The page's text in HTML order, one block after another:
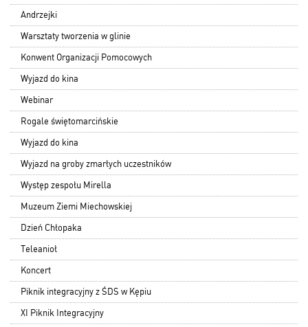
Andrzejki
Warsztaty tworzenia w glinie
Konwent Organizacji Pomocowych
Wyjazd do kina
Webinar
Rogale świętomarcińskie
Wyjazd do kina
Wyjazd na groby zmarłych uczestników
Występ zespołu Mirella
Muzeum Ziemi Miechowskiej
Dzień Chłopaka
Teleanioł
Koncert
Piknik integracyjny z ŚDS w Kępiu
XI Piknik Integracyjny